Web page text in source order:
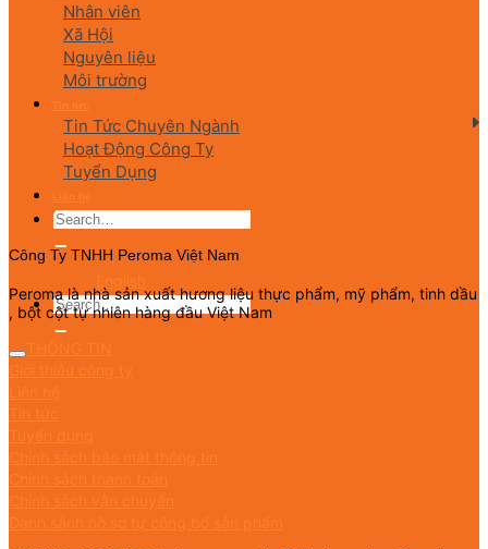
Nhân viên
Xã Hội
Nguyên liệu
Môi trường
Tin Tức Chuyên Ngành
Hoạt Động Công Ty
Tuyển Dụng
Công Ty TNHH Peroma Việt Nam
Peroma là nhà sản xuất hương liệu thực phẩm, mỹ phẩm, tinh dầu
, bột cột tự nhiên hàng đầu Việt Nam